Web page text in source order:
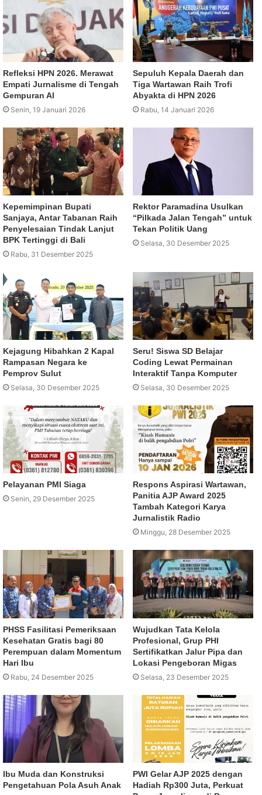
Refleksi HPN 2026. Merawat
Empati Jurnalisme di Tengah
Gempuran AI
Senin, 19 Januari 2026
Sepuluh Kepala Daerah dan
Tiga Wartawan Raih Trofi
Abyakta di HPN 2026
Rabu, 14 Januari 2026
Kepemimpinan Bupati
Sanjaya, Antar Tabanan Raih
Penyelesaian Tindak Lanjut
BPK Tertinggi di Bali
Rabu, 31 Desember 2025
Rektor Paramadina Usulkan
“Pilkada Jalan Tengah” untuk
Tekan Politik Uang
Selasa, 30 Desember 2025
Kejagung Hibahkan 2 Kapal
Rampasan Negara ke
Pemprov Sulut
Selasa, 30 Desember 2025
Seru! Siswa SD Belajar
Coding Lewat Permainan
Interaktif Tanpa Komputer
Selasa, 30 Desember 2025
Pelayanan PMI Siaga
Senin, 29 Desember 2025
Respons Aspirasi Wartawan,
Panitia AJP Award 2025
Tambah Kategori Karya
Jurnalistik Radio
Minggu, 28 Desember 2025
PHSS Fasilitasi Pemeriksaan
Kesehatan Gratis bagi 80
Perempuan dalam Momentum
Hari Ibu
Rabu, 24 Desember 2025
Wujudkan Tata Kelola
Profesional, Grup PHI
Sertifikatkan Jalur Pipa dan
Lokasi Pengeboran Migas
Selasa, 23 Desember 2025
Ibu Muda dan Konstruksi
Pengetahuan Pola Asuh Anak
PWI Gelar AJP 2025 dengan
Hadiah Rp300 Juta, Perkuat